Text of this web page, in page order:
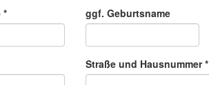
* ggf. Geburtsname
Straße und Hausnummer *